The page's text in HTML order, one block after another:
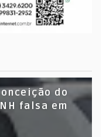
do
falsa em